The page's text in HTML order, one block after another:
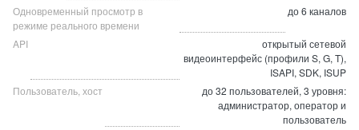
Одновременный просмотр в
режиме реального времени
до 6 каналов
API
открытый сетевой
видеоинтерфейс (профили S, G, T),
ISAPI, SDK, ISUP
Пользователь, хост
до 32 пользователей, 3 уровня:
администратор, оператор и
пользователь